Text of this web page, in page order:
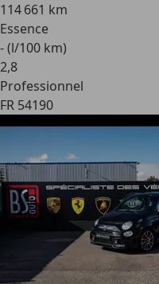
114 661 km
Essence
- (l/100 km)
2,8
Professionnel
FR 54190